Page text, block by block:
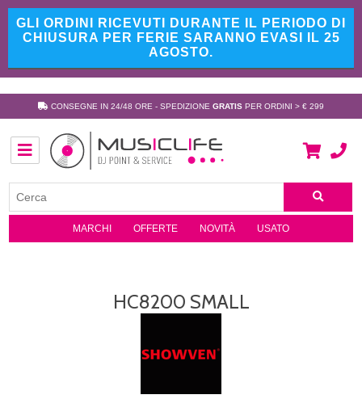
GLI ORDINI RICEVUTI DURANTE IL PERIODO DI
CHIUSURA PER FERIE SARANNO EVASI IL 25
AGOSTO.
CONSEGNE IN 24/48 ORE - SPEDIZIONE GRATIS PER ORDINI > € 299
MARCHI OFFERTE NOVITÀ USATO
HC8200 SMALL